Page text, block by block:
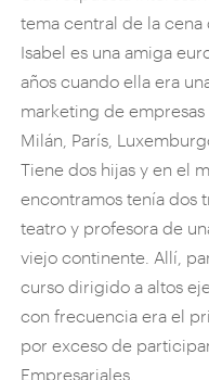
tema central de la cena
Isabel es una amiga
años cuando ella era
marketing de
Milán, París,
Tiene dos hijas y en el
encontramos tenía dos
teatro y profesora de
viejo continente. Allí,
curso dirigido a altos
con frecuencia era el
por exceso de
Empresariales.